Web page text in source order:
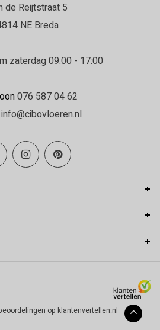
de Reijtstraat 5
NE Breda
zaterdag 09:00 - 17:00
076 587 04 62
info@cibovloeren.nl
op klantenvertellen.nl